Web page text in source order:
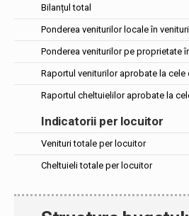
Bilanțul total
Ponderea veniturilor locale în
Ponderea veniturilor pe proprietate
Raportul veniturilor aprobate la cele
Raportul cheltuielilor aprobate la
Indicatorii per locuitor
Venituri totale per locuitor
Cheltuieli totale per locuitor